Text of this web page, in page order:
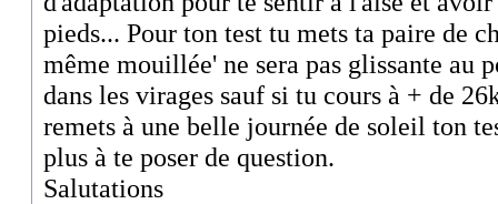
pieds... Pour ton test tu mets ta paire de
même mouillée' ne sera pas glissante au
dans les virages sauf si tu cours à + de
remets à une belle journée de soleil ton
plus à te poser de question.
Salutations